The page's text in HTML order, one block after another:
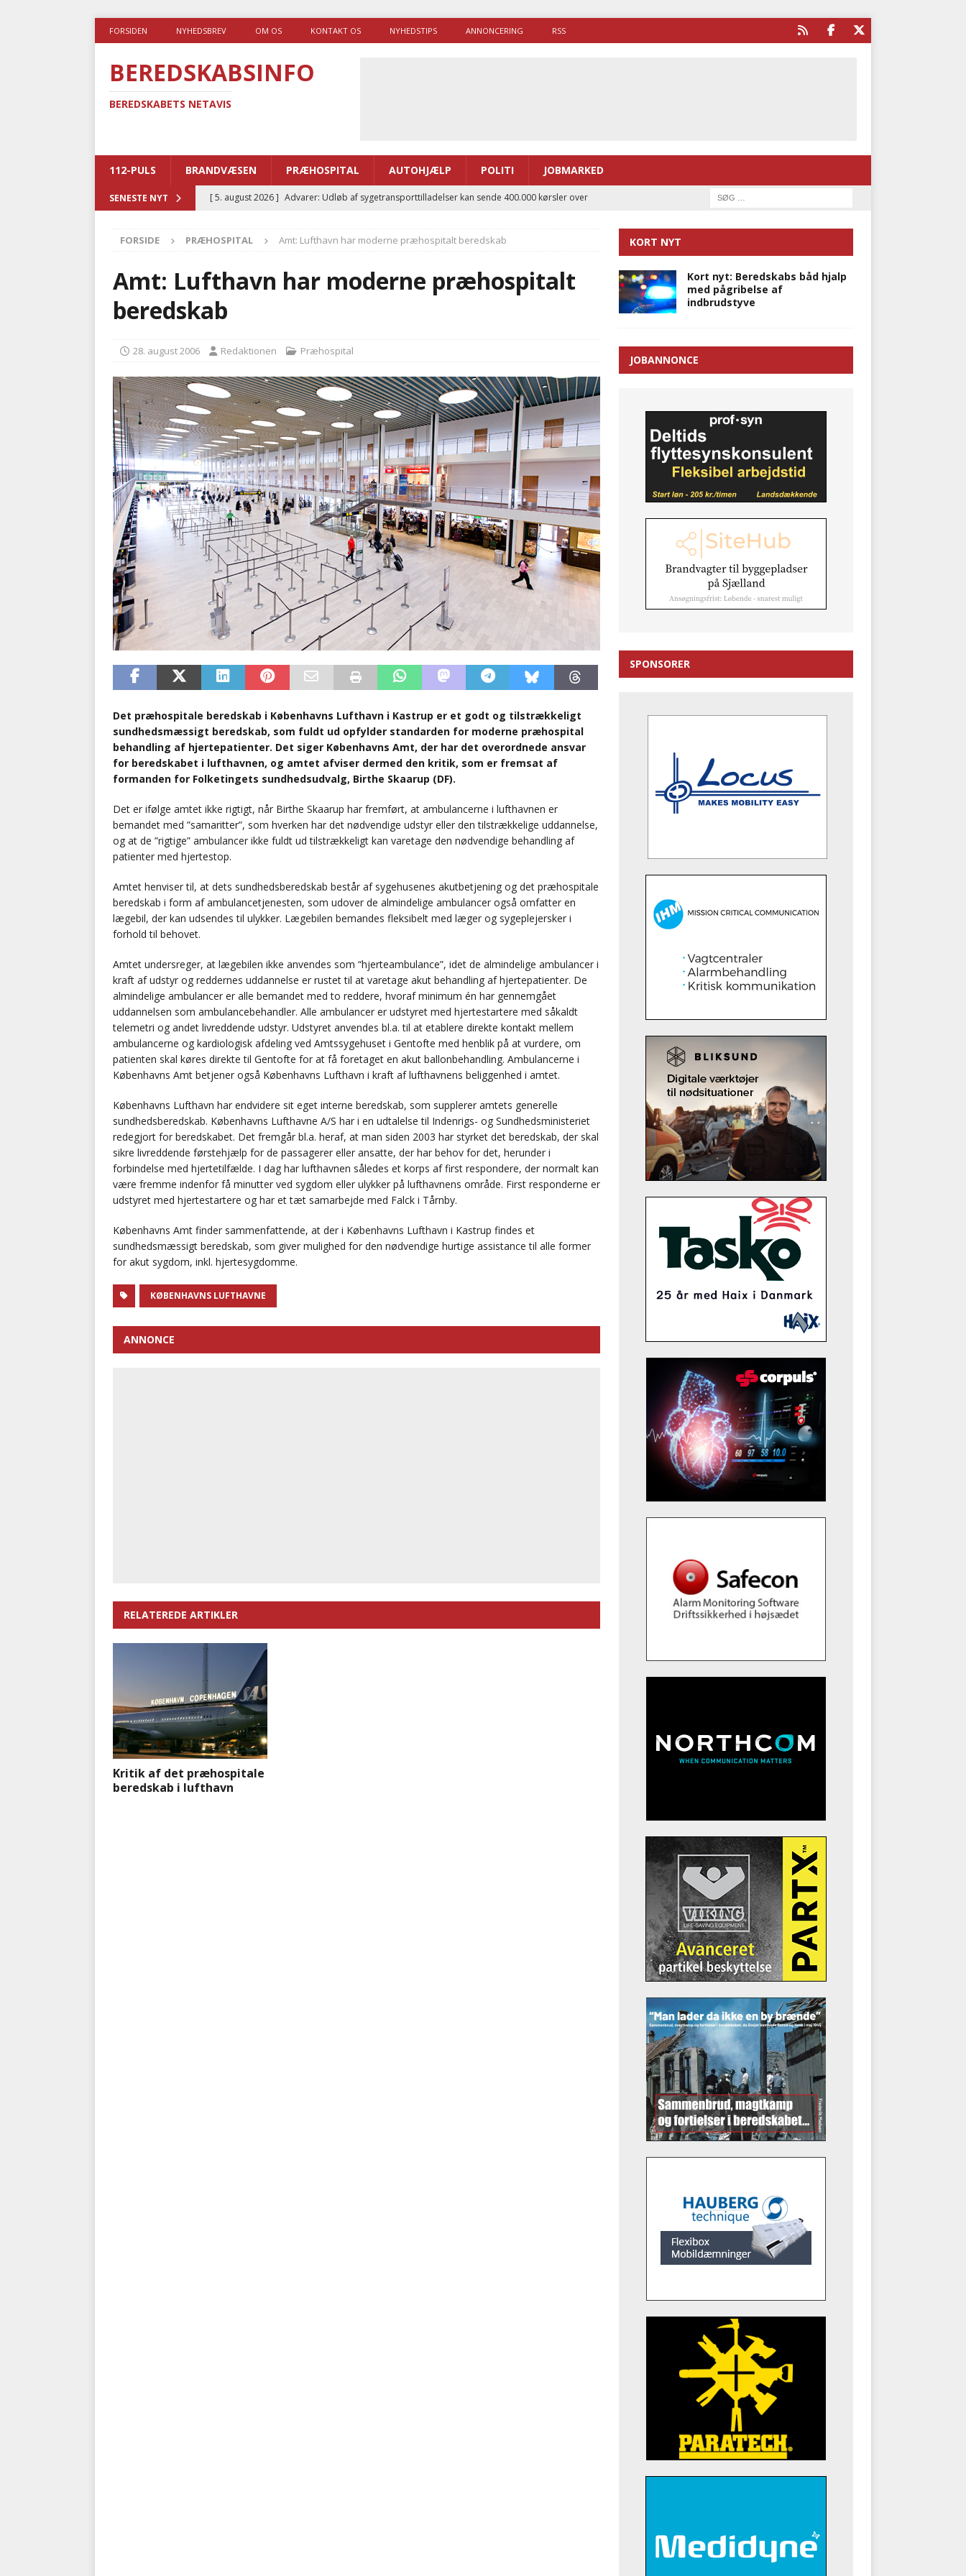
FORSIDEN NYHEDSBREV OM OS KONTAKT OS NYHEDSTIPS ANNONCERING RSS
BEREDSKABSINFO
BEREDSKABETS NETAVIS
112-PULS BRANDVÆSEN PRÆHOSPITAL AUTOHJÆLP POLITI JOBMARKED
SENESTE NYT [ 5. august 2026 ] Advarer: Udløb af sygetransporttilladelser kan sende 400.000 kørsler over
[ 5. august 2026 ] Ny ambulance og el-sygetransportvogn til Samsø
PRÆHOSPITAL
[ 4. august 2026 ]
Brandvæsenerne brugte lidt længere tid på at komme af sted i 2025
[ 4. august 2026 ]
kriminalitet
POLITI
BRANDVÆSEN
FORSIDE PRÆHOSPITAL Amt: Lufthavn har moderne præhospitalt beredskab
Amt: Lufthavn har moderne præhospitalt
beredskab
28. august 2006 Redaktionen Præhospital
Det præhospitale beredskab i Københavns Lufthavn i Kastrup er et godt og tilstrækkeligt
sundhedsmæssigt beredskab, som fuldt ud opfylder standarden for moderne præhospital
behandling af hjertepatienter. Det siger Københavns Amt, der har det overordnede ansvar
for beredskabet i lufthavnen, og amtet afviser dermed den kritik, som er fremsat af
formanden for Folketingets sundhedsudvalg, Birthe Skaarup (DF).
Det er ifølge amtet ikke rigtigt, når Birthe Skaarup har fremført, at ambulancerne i lufthavnen er
bemandet med ”samaritter”, som hverken har det nødvendige udstyr eller den tilstrækkelige uddannelse,
og at de ”rigtige” ambulancer ikke fuldt ud tilstrækkeligt kan varetage den nødvendige behandling af
patienter med hjertestop.
Amtet henviser til, at dets sundhedsberedskab består af sygehusenes akutbetjening og det præhospitale
beredskab i form af ambulancetjenesten, som udover de almindelige ambulancer også omfatter en
lægebil, der kan udsendes til ulykker. Lægebilen bemandes fleksibelt med læger og sygeplejersker i
forhold til behovet.
Amtet undersreger, at lægebilen ikke anvendes som “hjerteambulance”, idet de almindelige ambulancer i
kraft af udstyr og reddernes uddannelse er rustet til at varetage akut behandling af hjertepatienter. De
almindelige ambulancer er alle bemandet med to reddere, hvoraf minimum én har gennemgået
uddannelsen som ambulancebehandler. Alle ambulancer er udstyret med hjertestartere med såkaldt
telemetri og andet livreddende udstyr. Udstyret anvendes bl.a. til at etablere direkte kontakt mellem
ambulancerne og kardiologisk afdeling ved Amtssygehuset i Gentofte med henblik på at vurdere, om
patienten skal køres direkte til Gentofte for at få foretaget en akut ballonbehandling. Ambulancerne i
Københavns Amt betjener også Københavns Lufthavn i kraft af lufthavnens beliggenhed i amtet.
Københavns Lufthavn har endvidere sit eget interne beredskab, som supplerer amtets generelle
sundhedsberedskab. Københavns Lufthavne A/S har i en udtalelse til Indenrigs- og Sundhedsministeriet
redegjort for beredskabet. Det fremgår bl.a. heraf, at man siden 2003 har styrket det beredskab, der skal
sikre livreddende førstehjælp for de passagerer eller ansatte, der har behov for det, herunder i
forbindelse med hjertetilfælde. I dag har lufthavnen således et korps af first respondere, der normalt kan
være fremme indenfor få minutter ved sygdom eller ulykker på lufthavnens område. First responderne er
udstyret med hjertestartere og har et tæt samarbejde med Falck i Tårnby.
Københavns Amt finder sammenfattende, at der i Københavns Lufthavn i Kastrup findes et
sundhedsmæssigt beredskab, som giver mulighed for den nødvendige hurtige assistance til alle former
for akut sygdom, inkl. hjertesygdomme.
KØBENHAVNS LUFTHAVNE
ANNONCE
RELATEREDE ARTIKLER
Kritik af det præhospitale
beredskab i lufthavn
KORT NYT
Kort nyt: Beredskabs båd hjalp
med pågribelse af
indbrudstyve
JOBANNONCE
SPONSORER